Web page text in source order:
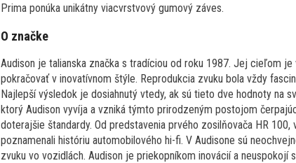
Prima ponúka unikátny viacvrstvový gumový záves.
O značke
Audison je talianska značka s tradíciou od roku 1987. Jej cieľom
pokračovať v inovatívnom štýle. Reprodukcia zvuku bola vždy
Najlepší výsledok je dosiahnutý vtedy, ak sú tieto dve hodnoty na
ktorý Audison vyvíja a vzniká týmto prirodzeným postojom
doterajšie štandardy. Od predstavenia prvého zosilňovača HR
poznamenali históriu automobilového hi-fi. V Audisone sú
zvuku vo vozidlách. Audison je priekopníkom inovácií a